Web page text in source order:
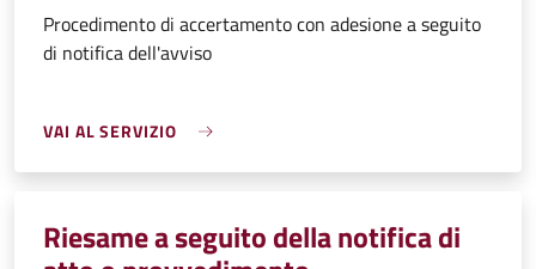
Procedimento di accertamento con adesione a seguito
di notifica dell'avviso
VAI AL SERVIZIO
Riesame a seguito della notifica di